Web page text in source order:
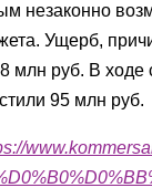
незаконно
Ущерб,
млн руб. В ходе
95 млн руб.